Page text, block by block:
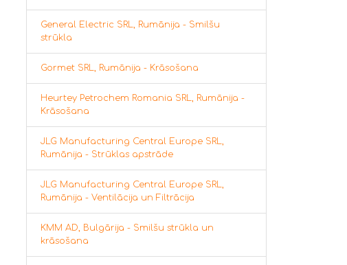
General Electric SRL, Rumānija - Smilšu
strūkla
Gormet SRL, Rumānija - Krāsošana
Heurtey Petrochem Romania SRL, Rumānija -
Krāsošana
JLG Manufacturing Central Europe SRL,
Rumānija - Strūklas apstrāde
JLG Manufacturing Central Europe SRL,
Rumānija - Ventilācija un Filtrācija
KMM AD, Bulgārija - Smilšu strūkla un
krāsošana